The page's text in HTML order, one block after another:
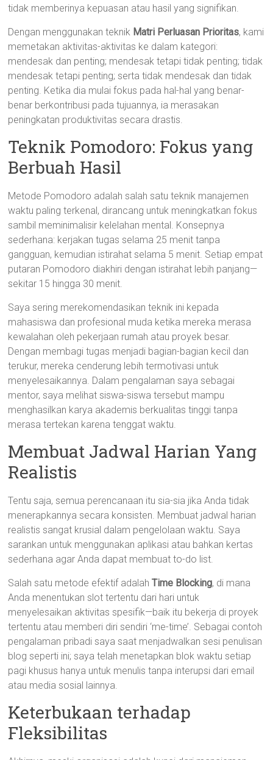
tidak memberinya kepuasan atau hasil yang signifikan.
Dengan menggunakan teknik Matri Perluasan Prioritas, kami
memetakan aktivitas-aktivitas ke dalam kategori:
mendesak dan penting; mendesak tetapi tidak penting; tidak
mendesak tetapi penting; serta tidak mendesak dan tidak
penting. Ketika dia mulai fokus pada hal-hal yang benar-
benar berkontribusi pada tujuannya, ia merasakan
peningkatan produktivitas secara drastis.
Teknik Pomodoro: Fokus yang
Berbuah Hasil
Metode Pomodoro adalah salah satu teknik manajemen
waktu paling terkenal, dirancang untuk meningkatkan fokus
sambil meminimalisir kelelahan mental. Konsepnya
sederhana: kerjakan tugas selama 25 menit tanpa
gangguan, kemudian istirahat selama 5 menit. Setiap empat
putaran Pomodoro diakhiri dengan istirahat lebih panjang—
sekitar 15 hingga 30 menit.
Saya sering merekomendasikan teknik ini kepada
mahasiswa dan profesional muda ketika mereka merasa
kewalahan oleh pekerjaan rumah atau proyek besar.
Dengan membagi tugas menjadi bagian-bagian kecil dan
terukur, mereka cenderung lebih termotivasi untuk
menyelesaikannya. Dalam pengalaman saya sebagai
mentor, saya melihat siswa-siswa tersebut mampu
menghasilkan karya akademis berkualitas tinggi tanpa
merasa tertekan karena tenggat waktu.
Membuat Jadwal Harian Yang
Realistis
Tentu saja, semua perencanaan itu sia-sia jika Anda tidak
menerapkannya secara konsisten. Membuat jadwal harian
realistis sangat krusial dalam pengelolaan waktu. Saya
sarankan untuk menggunakan aplikasi atau bahkan kertas
sederhana agar Anda dapat membuat to-do list.
Salah satu metode efektif adalahTime Blocking, di mana
Anda menentukan slot tertentu dari hari untuk
menyelesaikan aktivitas spesifik—baik itu bekerja di proyek
tertentu atau memberi diri sendiri ‘me-time’. Sebagai contoh
pengalaman pribadi saya saat menjadwalkan sesi penulisan
blog seperti ini; saya telah menetapkan blok waktu setiap
pagi khusus hanya untuk menulis tanpa interupsi dari email
atau media sosial lainnya.
Keterbukaan terhadap
Fleksibilitas